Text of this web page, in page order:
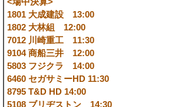
1801 大成建設 13:00
1802 大林組 12:00
7012 川崎重工 11:30
9104 商船三井 12:00
5803 フジクラ 14:00
6460 セガサミーHD 11:30
8795 T&D HD 14:00
5108 ブリヂストン 14:30